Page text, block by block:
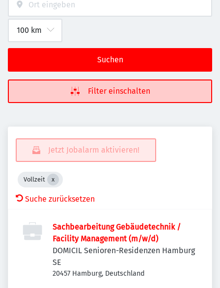
Suchen
Filter einschalten
Jetzt Jobalarm aktivieren!
Vollzeit
Suche zurücksetzen
Sachbearbeitung Gebäudetechnik /
Facility Management (m/w/d)
DOMICIL Senioren-Residenzen Hamburg
SE
20457 Hamburg, Deutschland